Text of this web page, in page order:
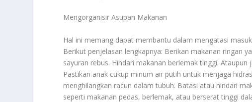
Mengorganisir Asupan Makanan
Hal ini memang dapat membantu dalam mengatasi
Berikut penjelasan lengkapnya: Berikan makanan ringan
sayuran rebus. Hindari makanan berlemak tinggi.
Pastikan anak cukup minum air putih untuk menjaga
menghilangkan racun dalam tubuh. Batasi atau hindari
seperti makanan pedas, berlemak, atau berserat tinggi